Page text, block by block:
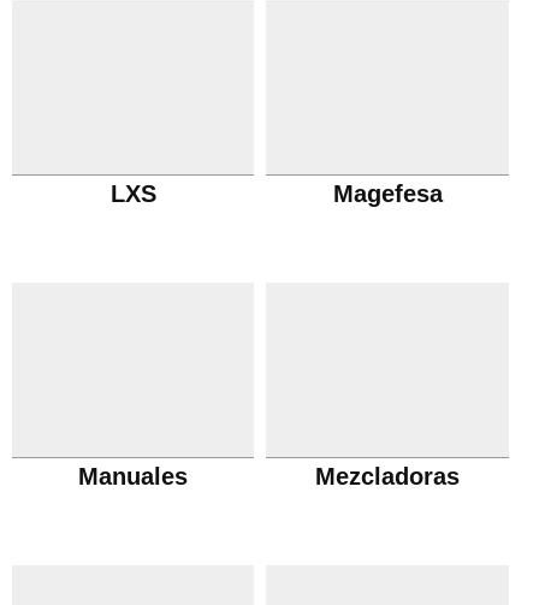
LXS Magefesa
Manuales Mezcladoras